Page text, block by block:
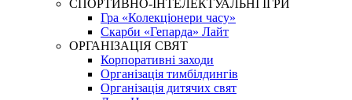
СПОРТИВНО-ІНТЕЛЕКТУАЛЬНІ ІГРИ
Гра «Колекціонери часу»
Скарби «Гепарда» Лайт
ОРГАНІЗАЦІЯ СВЯТ
Корпоративні заходи
Організація тимбілдингів
Організація дитячих свят